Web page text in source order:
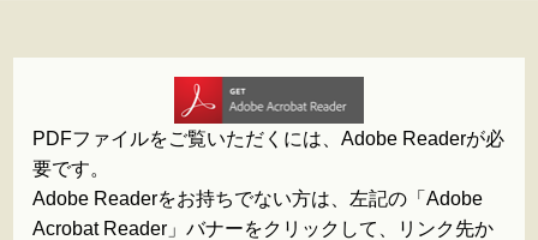
PDFファイルをご覧いただくには、Adobe Readerが必
要です。
Adobe Readerをお持ちでない方は、左記の「Adobe
Acrobat Reader」バナーをクリックして、リンク先か